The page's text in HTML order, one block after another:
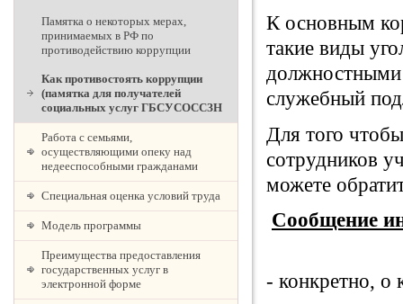
Памятка о некоторых мерах,
принимаемых в РФ по
противодействию коррупции
Как противостоять коррупции
(памятка для получателей
социальных услуг ГБСУСОССЗН
Работа с семьями,
осуществляющими опеку над
недееспособными гражданами
Специальная оценка условий труда
Модель программы
Преимущества предоставления
государственных услуг в
электронной форме
К основным
такие виды
служебный
Для того
сотрудников
можете
Сообщение
- конкретно, о